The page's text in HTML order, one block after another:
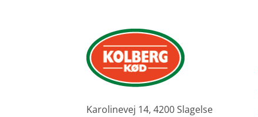
Karolinevej 14, 4200 Slagelse